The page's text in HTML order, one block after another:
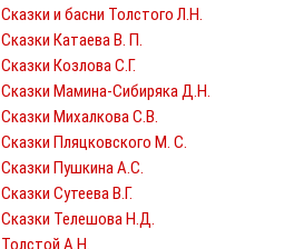
Сказки и басни Толстого Л.Н.
Сказки Катаева В. П.
Сказки Козлова С.Г.
Сказки Мамина-Сибиряка Д.Н.
Сказки Михалкова С.В.
Сказки Пляцковского М. С.
Сказки Пушкина А.С.
Сказки Сутеева В.Г.
Сказки Телешова Н.Д.
Толстой А.Н.